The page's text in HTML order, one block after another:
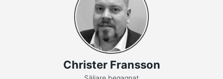
Christer Fransson